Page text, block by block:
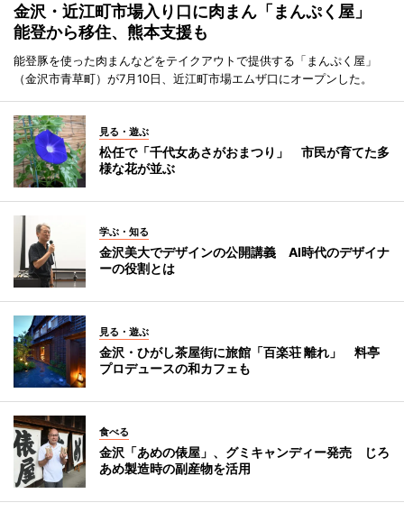
金沢・近江町市場入り口に肉まん「まんぷく屋」
能登から移住、熊本支援も
能登豚を使った肉まんなどをテイクアウトで提供する「まんぷく屋」
（金沢市青草町）が7月10日、近江町市場エムザ口にオープンした。
見る・遊ぶ
松任で「千代女あさがおまつり」 市民が育てた多
様な花が並ぶ
学ぶ・知る
金沢美大でデザインの公開講義 AI時代のデザイナ
ーの役割とは
見る・遊ぶ
金沢・ひがし茶屋街に旅館「百楽荘 離れ」 料亭
プロデュースの和カフェも
食べる
金沢「あめの俵屋」、グミキャンディー発売 じろ
あめ製造時の副産物を活用